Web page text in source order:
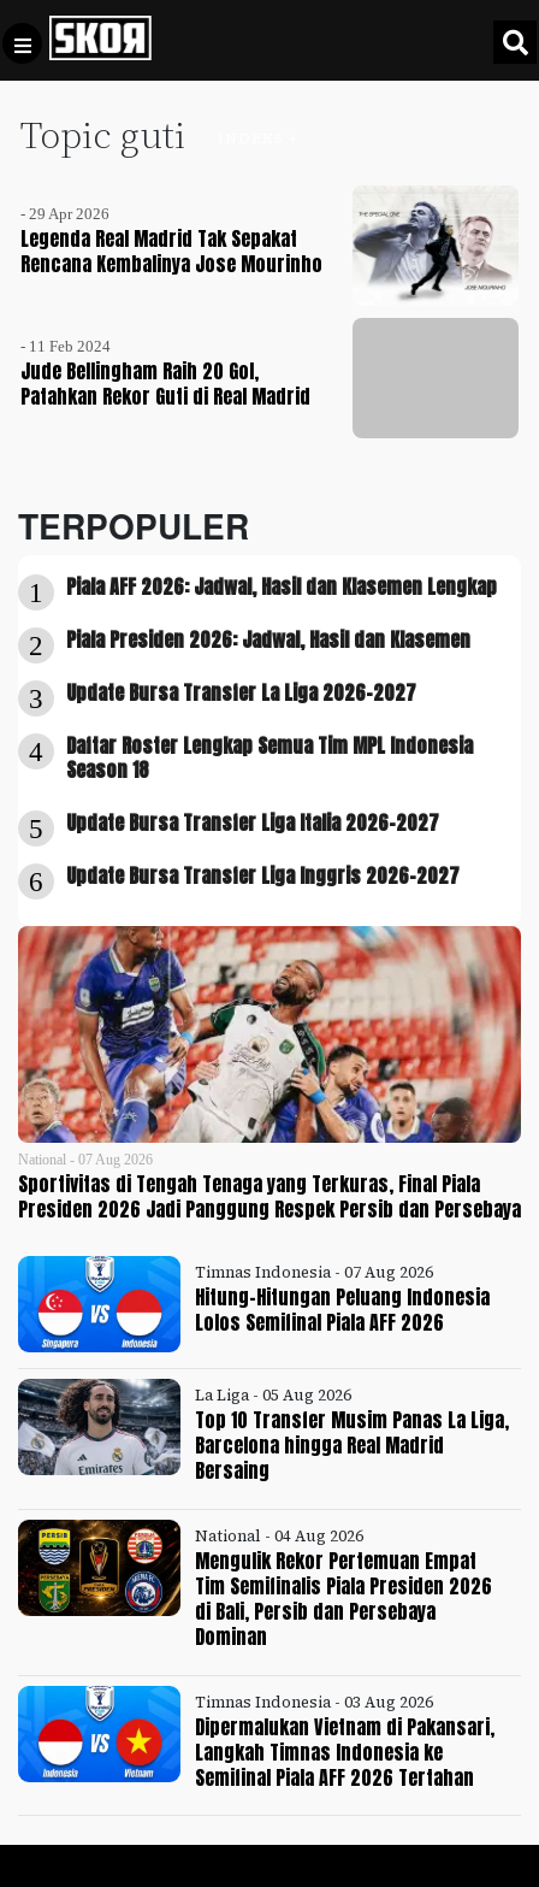
Topic guti
- 29 Apr 2026
Legenda Real Madrid Tak Sepakat
Rencana Kembalinya Jose Mourinho
- 11 Feb 2024
Jude Bellingham Raih 20 Gol,
Patahkan Rekor Guti di Real Madrid
TERPOPULER
1 Piala AFF 2026: Jadwal, Hasil dan Klasemen Lengkap
2 Piala Presiden 2026: Jadwal, Hasil dan Klasemen
3 Update Bursa Transfer La Liga 2026-2027
4
Daftar Roster Lengkap Semua Tim MPL Indonesia
Season 18
5 Update Bursa Transfer Liga Italia 2026-2027
6 Update Bursa Transfer Liga Inggris 2026-2027
National - 07 Aug 2026
Sportivitas di Tengah Tenaga yang Terkuras, Final Piala
Presiden 2026 Jadi Panggung Respek Persib dan Persebaya
Timnas Indonesia - 07 Aug 2026
Hitung-Hitungan Peluang Indonesia
Lolos Semifinal Piala AFF 2026
La Liga - 05 Aug 2026
Top 10 Transfer Musim Panas La Liga,
Barcelona hingga Real Madrid
Bersaing
National - 04 Aug 2026
Mengulik Rekor Pertemuan Empat
Tim Semifinalis Piala Presiden 2026
di Bali, Persib dan Persebaya
Dominan
Timnas Indonesia - 03 Aug 2026
Dipermalukan Vietnam di Pakansari,
Langkah Timnas Indonesia ke
Semifinal Piala AFF 2026 Tertahan
Football +
Culture
Timnas
Indonesia
Video
Privacy
Pedoman
Pemberitaan
Media
Disclaimer
Tentang